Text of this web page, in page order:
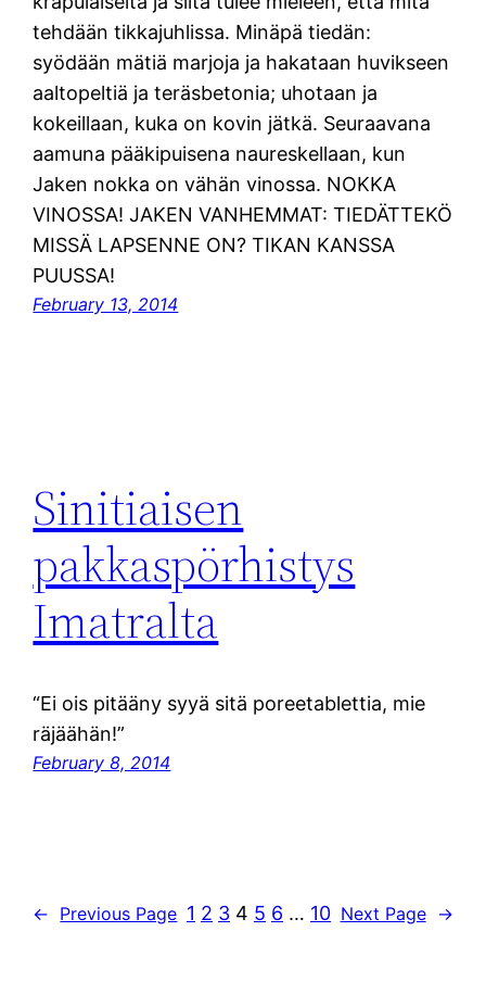
tehdään tikkajuhlissa. Minäpä tiedän:
syödään mätiä marjoja ja hakataan huvikseen
aaltopeltiä ja teräsbetonia; uhotaan ja
kokeillaan, kuka on kovin jätkä. Seuraavana
aamuna pääkipuisena naureskellaan, kun
Jaken nokka on vähän vinossa. NOKKA
VINOSSA! JAKEN VANHEMMAT: TIEDÄTTEKÖ
MISSÄ LAPSENNE ON? TIKAN KANSSA
PUUSSA!
February 13, 2014
Sinitiaisen
pakkaspörhistys
Imatralta
“Ei ois pitääny syyä sitä poreetablettia, mie
räjäähän!”
February 8, 2014
← Previous Page 1 2 3 4 5 6 … 10 Next Page →